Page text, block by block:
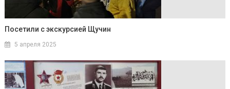
Посетили с экскурсией Щучин
5 апреля 2025